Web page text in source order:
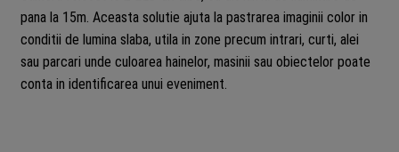
pana la 15m. Aceasta solutie ajuta la pastrarea imaginii color in
conditii de lumina slaba, utila in zone precum intrari, curti, alei
sau parcari unde culoarea hainelor, masinii sau obiectelor poate
conta in identificarea unui eveniment.